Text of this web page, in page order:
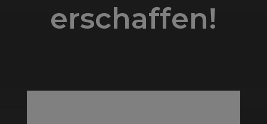
erschaffen!